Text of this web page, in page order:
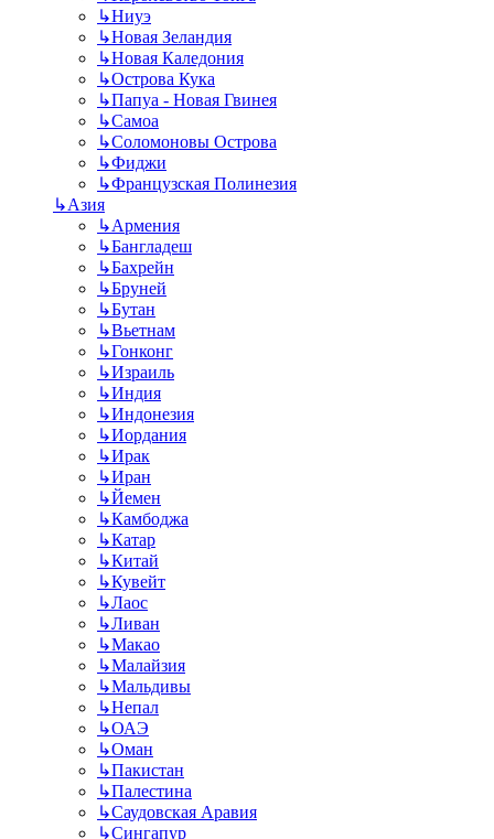
↳Ниуэ
↳Новая Зеландия
↳Новая Каледония
↳Острова Кука
↳Папуа - Новая Гвинея
↳Самоа
↳Соломоновы Острова
↳Фиджи
↳Французская Полинезия
↳Азия
↳Армения
↳Бангладеш
↳Бахрейн
↳Бруней
↳Бутан
↳Вьетнам
↳Гонконг
↳Израиль
↳Индия
↳Индонезия
↳Иордания
↳Ирак
↳Иран
↳Йемен
↳Камбоджа
↳Катар
↳Китай
↳Кувейт
↳Лаос
↳Ливан
↳Макао
↳Малайзия
↳Мальдивы
↳Непал
↳ОАЭ
↳Оман
↳Пакистан
↳Палестина
↳Саудовская Аравия
↳Сингапур